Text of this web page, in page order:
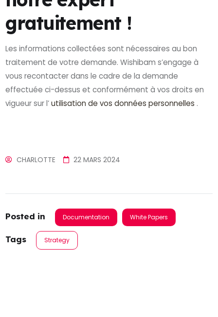
gratuitement !
Les informations collectées sont nécessaires au bon
traitement de votre demande. Wishibam s’engage à
vous recontacter dans le cadre de la demande
effectuée ci-dessus et conformément à vos droits en
vigueur sur l’utilisation de vos données personnelles .
CHARLOTTE 22 MARS 2024
Posted in Documentation White Papers
Tags Strategy